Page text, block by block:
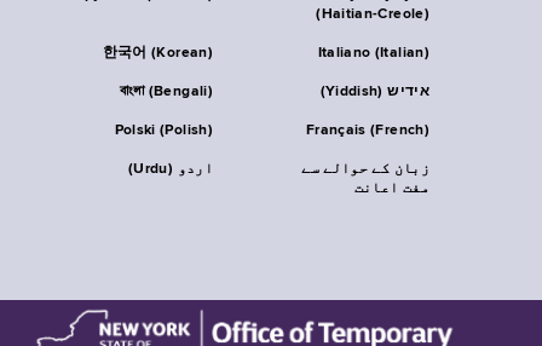
(Haitian-Creole)
한국어 (Korean) Italiano (Italian)
বাংলা (Bengali) אידיש (Yiddish)
Polski (Polish) Français (French)
اردو (Urdu)
زبان کے حوالے سے
مفت اعانت